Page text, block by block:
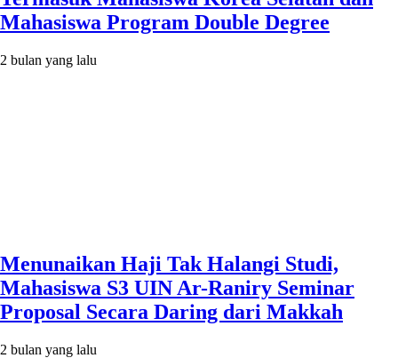
Mahasiswa Program Double Degree
2 bulan yang lalu
Menunaikan Haji Tak Halangi Studi,
Mahasiswa S3 UIN Ar-Raniry Seminar
Proposal Secara Daring dari Makkah
2 bulan yang lalu